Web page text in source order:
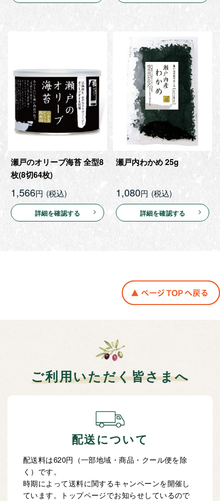
瀬戸のオリーブ海苔 全型8
枚(8切64枚)
1,566円
詳細を確認する
瀬戸内わかめ 25g
1,080円
詳細を確認する
ご利用いただく皆さまへ
配送について
配送料は620円（一部地域・商品・クール便を除
く）です。
時期によって送料に関するキャンペーンを開催し
ています。トップページでお知らせしているので